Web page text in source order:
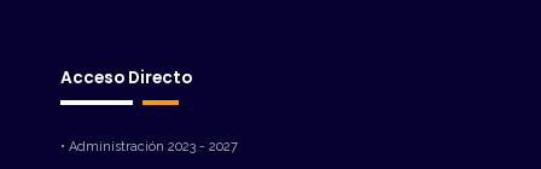
Acceso Directo
• Administración 2023 - 2027